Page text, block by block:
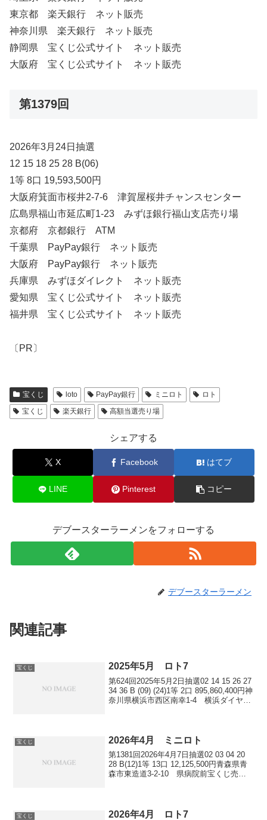
東京都 楽天銀行 ネット販売
神奈川県 楽天銀行 ネット販売
静岡県 宝くじ公式サイト ネット販売
大阪府 宝くじ公式サイト ネット販売
第1379回
2026年3月24日抽選
12 15 18 25 28 B(06)
1等 8口 19,593,500円
大阪府箕面市桜井2-7-6 津賀屋桜井チャンスセンター
広島県福山市延広町1-23 みずほ銀行福山支店売り場
京都府 京都銀行 ATM
千葉県 PayPay銀行 ネット販売
大阪府 PayPay銀行 ネット販売
兵庫県 みずほダイレクト ネット販売
愛知県 宝くじ公式サイト ネット販売
福井県 宝くじ公式サイト ネット販売
〔PR〕
宝くじ loto PayPay銀行 ミニロト
ロト
宝くじ
楽天銀行 高額当選売り場
シェアする
X Facebook はてブ
LINE Pinterest コピー
デブースターラーメンをフォローする
デブースターラーメン
関連記事
宝くじ 2025年5月 ロト7
第624回2025年5月2日抽選02 14 15 26 27
34 36 B (09) (24)1等 2口 895,860,400円神
奈川県横浜市西区南幸1-4 横浜ダイヤモ
宝くじ 2026年4月 ミニロト
第1381回2026年4月7日抽選02 03 04 20
28 B(12)1等 13口 12,125,500円青森県青
森市東造道3-2-10 県病院前宝くじ売り
宝くじ 2026年4月 ロト7